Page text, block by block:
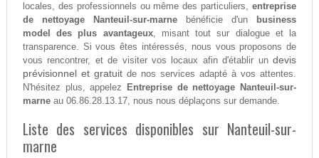
locales, des professionnels ou même des particuliers,entreprise
de nettoyage Nanteuil-sur-marnebénéficie d'un
business
model des plus avantageux, misant tout sur dialogue et la
transparence. Si vous êtes intéressés, nous vous proposons de
vous rencontrer, et de visiter vos locaux afin d'établir undevis
prévisionnel et gratuitde nos services adapté à vos attentes.
N'hésitez plus, appelez
Entreprise de nettoyage Nanteuil-sur-
marneau 06.86.28.13.17, nous nous déplaçons sur demande.
Liste des services disponibles sur Nanteuil-sur-
marne